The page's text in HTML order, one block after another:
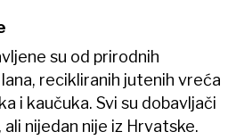
su od prirodnih
recikliranih jutenih vreća
i kaučuka. Svi su dobavljači
nijedan nije iz Hrvatske.